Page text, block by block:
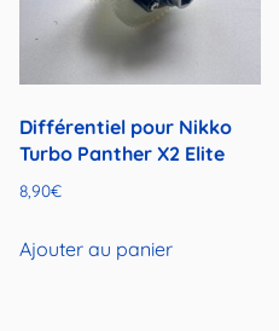
Différentiel pour Nikko
Turbo Panther X2 Elite
8,90€
Ajouter au panier